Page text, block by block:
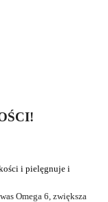
i pielęgnuje i
Omega 6, zwiększa